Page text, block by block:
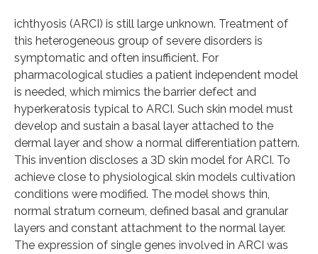
ichthyosis (ARCI) is still large unknown. Treatment of
this heterogeneous group of severe disorders is
symptomatic and often insufficient. For
pharmacological studies a patient independent model
is needed, which mimics the barrier defect and
hyperkeratosis typical to ARCI. Such skin model must
develop and sustain a basal layer attached to the
dermal layer and show a normal differentiation pattern.
This invention discloses a 3D skin model for ARCI. To
achieve close to physiological skin models cultivation
conditions were modified. The model shows thin,
normal stratum corneum, defined basal and granular
layers and constant attachment to the normal layer.
The expression of single genes involved in ARCI was